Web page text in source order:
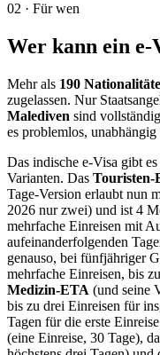
02 · Für wen
Wer kann ein
Mehr als 190
zugelassen. Nur
Malediven sind
es problemlos,
Das indische e-Visa gibt
Varianten. Das Touristen-
Tage-Version erlaubt nun
2026 nur zwei) und ist 4
mehrfache Einreisen mit
aufeinanderfolgenden
genauso, bei fünfjähriger
mehrfache Einreisen, bis
Medizin-ETA (und seine
bis zu drei Einreisen für
Tagen für die erste
(eine Einreise, 30 Tage),